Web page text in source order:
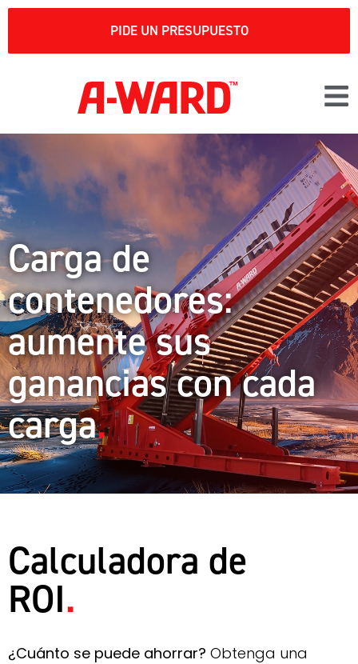
PIDE UN PRESUPUESTO
Carga de
contenedores:
aumente sus
ganancias con cada
carga
Calculadora de
ROI
¿Cuánto se puede ahorrar? Obtenga una